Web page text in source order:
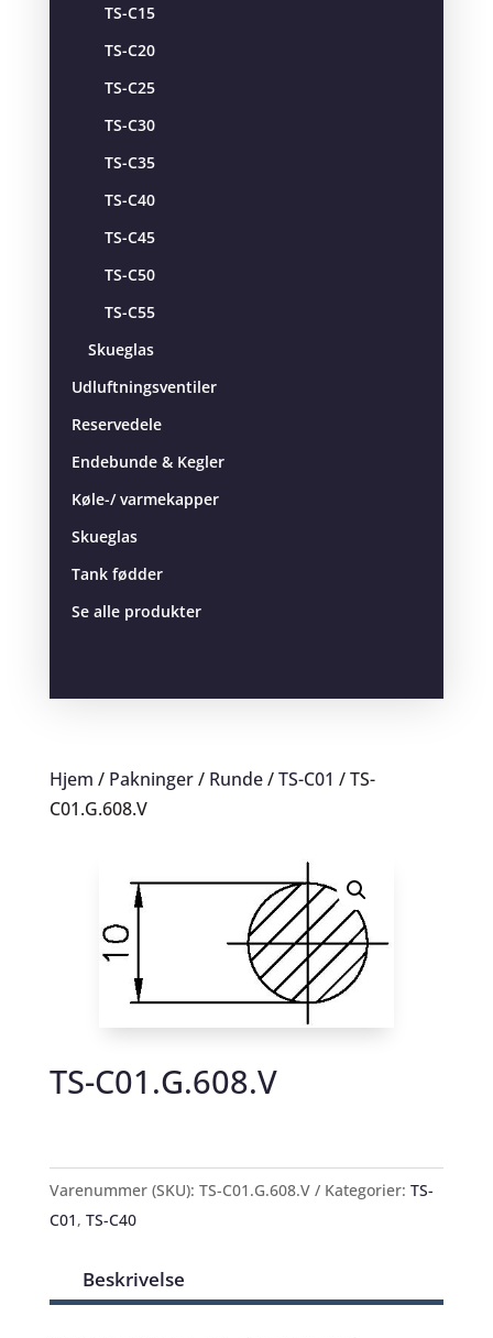
TS-C15
TS-C20
TS-C25
TS-C30
TS-C35
TS-C40
TS-C45
TS-C50
TS-C55
Skueglas
Udluftningsventiler
Reservedele
Endebunde & Kegler
Køle-/ varmekapper
Skueglas
Tank fødder
Se alle produkter
Hjem / Pakninger/ Runde/TS-C01 / TS-
C01.G.608.V
TS-C01.G.608.V
Varenummer (SKU): TS-C01.G.608.V Kategorier: TS-
C01, TS-C40
Beskrivelse